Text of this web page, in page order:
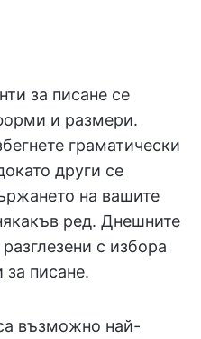
за писане се
и размери.
граматически
други се
на вашите
ред. Днешните
с избора
за писане.
възможно най-